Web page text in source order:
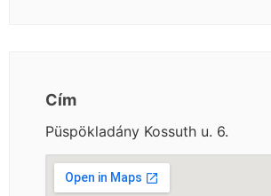
Cím
Püspökladány Kossuth u. 6.